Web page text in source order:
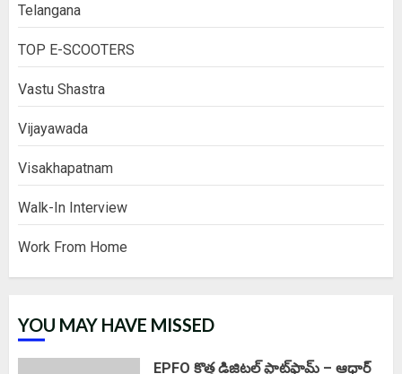
Telangana
TOP E-SCOOTERS
Vastu Shastra
Vijayawada
Visakhapatnam
Walk-In Interview
Work From Home
YOU MAY HAVE MISSED
EPFO కొత్త డిజిటల్ ప్లాట్‌ఫామ్‌ – ఆధార్